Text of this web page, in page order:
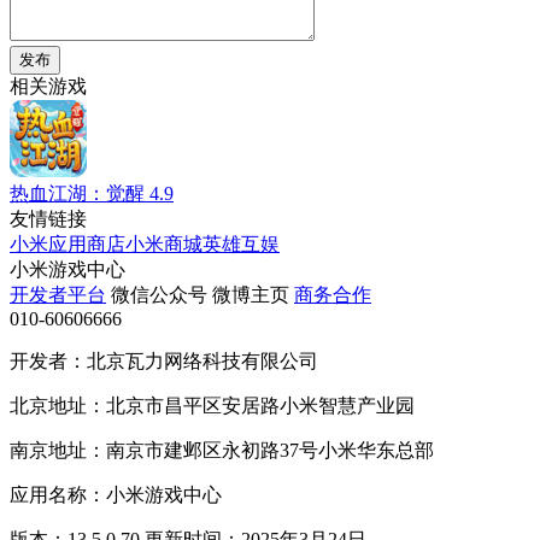
发布
相关游戏
热血江湖：觉醒 4.9
友情链接
小米应用商店小米商城英雄互娱
小米游戏中心
开发者平台 微信公众号 微博主页 商务合作
010-60606666
开发者：北京瓦力网络科技有限公司
北京地址：北京市昌平区安居路小米智慧产业园
南京地址：南京市建邺区永初路37号小米华东总部
应用名称：小米游戏中心